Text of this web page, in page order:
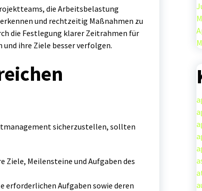
die Arbeitsbelastung
und rechtzeitig Maßnahmen zu
die Festlegung klarer Zeitrahmen für
ihre Ziele besser verfolgen.
sicherzustellen, sollten
Ziele, Meilensteine und Aufgaben des
erforderlichen Aufgaben sowie deren